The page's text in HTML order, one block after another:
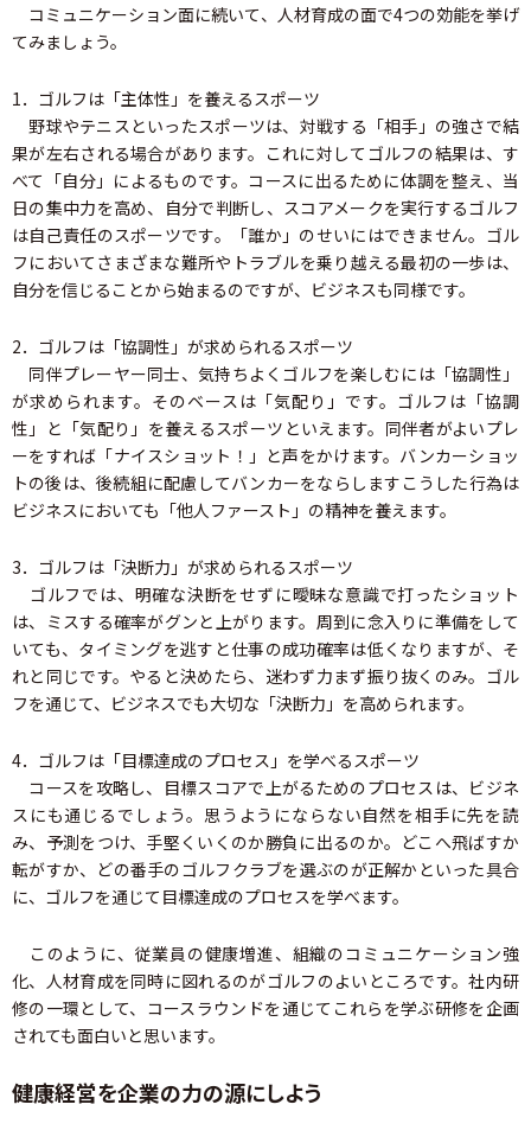
コミュニケーション面に続いて、人材育成の面で4つの効能を挙げ
てみましょう。
1．ゴルフは「主体性」を養えるスポーツ
野球やテニスといったスポーツは、対戦する「相手」の強さで結
果が左右される場合があります。これに対してゴルフの結果は、す
べて「自分」によるものです。コースに出るために体調を整え、当
日の集中力を高め、自分で判断し、スコアメークを実行するゴルフ
は自己責任のスポーツです。「誰か」のせいにはできません。ゴル
フにおいてさまざまな難所やトラブルを乗り越える最初の一歩は、
自分を信じることから始まるのですが、ビジネスも同様です。
2．ゴルフは「協調性」が求められるスポーツ
同伴プレーヤー同士、気持ちよくゴルフを楽しむには「協調性」
が求められます。そのベースは「気配り」です。ゴルフは「協調
性」と「気配り」を養えるスポーツといえます。同伴者がよいプレ
ーをすれば「ナイスショット！」と声をかけます。バンカーショッ
トの後は、後続組に配慮してバンカーをならしますこうした行為は
ビジネスにおいても「他人ファースト」の精神を養えます。
3．ゴルフは「決断力」が求められるスポーツ
ゴルフでは、明確な決断をせずに曖昧な意識で打ったショット
は、ミスする確率がグンと上がります。周到に念入りに準備をして
いても、タイミングを逃すと仕事の成功確率は低くなりますが、そ
れと同じです。やると決めたら、迷わず力まず振り抜くのみ。ゴル
フを通じて、ビジネスでも大切な「決断力」を高められます。
4．ゴルフは「目標達成のプロセス」を学べるスポーツ
コースを攻略し、目標スコアで上がるためのプロセスは、ビジネ
スにも通じるでしょう。思うようにならない自然を相手に先を読
み、予測をつけ、手堅くいくのか勝負に出るのか。どこへ飛ばすか
転がすか、どの番手のゴルフクラブを選ぶのが正解かといった具合
に、ゴルフを通じて目標達成のプロセスを学べます。
このように、従業員の健康増進、組織のコミュニケーション強
化、人材育成を同時に図れるのがゴルフのよいところです。社内研
修の一環として、コースラウンドを通じてこれらを学ぶ研修を企画
されても面白いと思います。
健康経営を企業の力の源にしよう